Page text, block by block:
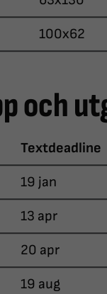
100x62
och
Textdeadline
19 jan
13 apr
20 apr
19 aug